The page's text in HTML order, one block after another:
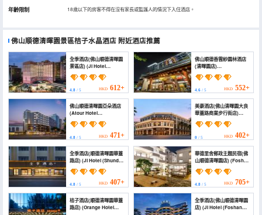
年齡限制 18歲以下的房客不得在沒有家長或監護人的情況下入住酒店。
佛山順德清暉園景區桔子水晶酒店 附近酒店推薦
全季酒店(佛山順德清暉園
景區店) (JI Hotel
(Foshan Shunde
Qinghui Garden Scenic
Area))
4.8 / 5 HKD 612+
佛山順德香雲紗園林酒店
(清暉園店)
(Xiangyunsha Garden
Hotel（Qinghui
Garden）)
4.6/ 5 HKD 552+
佛山順德清暉園亞朵酒店
(Atour Hotel
Qinghuiyuan Shunde
Foshan)
4.8 / 5 HKD 471+
美豪酒店(佛山清暉園大良
華蓋路商業步行街店)
(Mehood Hotel (Foshan
Qinghui Garden Daliang
Hua'gai Road
Commercial Pedestrian
Street Branch))
0/ 5 HKD 402+
全季酒店(順德清暉園華蓋
路店) (JI Hotel (Shunde
Qinghuiyuan Huagai
Road Branch))
4.8 / 5 HKD 407+
華德里舍郵政主題民宿(佛
山順德清暉園店) (Foshan
huadli)
4.8/ 5 HKD 705+
桔子酒店(順德清暉園華蓋
路店) (Orange Hotel
全季酒店(佛山順德清暉園
店) (JI Hotel (Foshan